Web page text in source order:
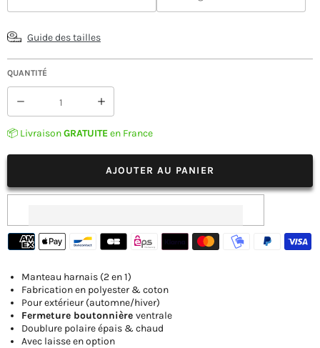
Guide des tailles
QUANTITÉ
Réduire
la
quantité
Manteau
et
Chiot
Augmenter
la
quantité
Manteau
Chat
et
Chiot
📦 LivraisonGRATUITEen France
AJOUTER AU PANIER
Manteau harnais (2 en 1)
Fabrication en polyester & coton
Pour extérieur (automne/hiver)
Fermeture boutonnière ventrale
Doublure polaire épais & chaud
Avec laisse en option